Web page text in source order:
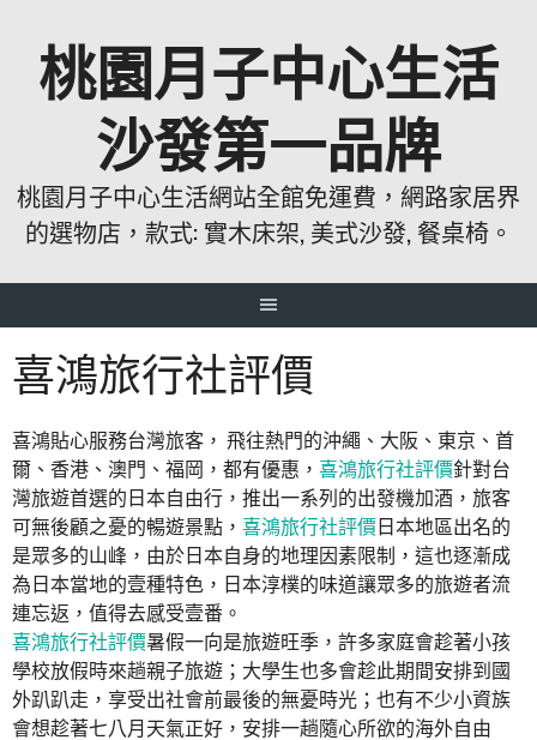
桃園月子中心生活
沙發第一品牌
桃園月子中心生活網站全館免運費，網路家居界
的選物店，款式: 實木床架, 美式沙發, 餐桌椅。
喜鴻旅行社評價
喜鴻貼心服務台灣旅客， 飛往熱門的沖繩、大阪、東京、首
爾、香港、澳門、福岡，都有優惠， 喜鴻旅行社評價針對台
灣旅遊首選的日本自由行，推出一系列的出發機加酒，旅客
可無後顧之憂的暢遊景點， 喜鴻旅行社評價日本地區出名的
是眾多的山峰，由於日本自身的地理因素限制，這也逐漸成
為日本當地的壹種特色，日本淳樸的味道讓眾多的旅遊者流
連忘返，值得去感受壹番。
喜鴻旅行社評價暑假一向是旅遊旺季，許多家庭會趁著小孩
學校放假時來趟親子旅遊；大學生也多會趁此期間安排到國
外趴趴走，享受出社會前最後的無憂時光；也有不少小資族
會想趁著七八月天氣正好，安排一趟隨心所欲的海外自由